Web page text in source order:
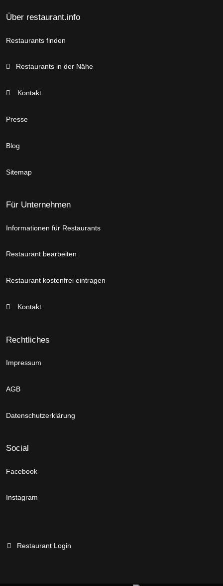
Über restaurant.info
Restaurants finden
Restaurants in der Nähe
Kontakt
Presse
Blog
Sitemap
Für Unternehmen
Informationen für Restaurants
Restaurant bearbeiten
Restaurant kostenfrei eintragen
Kontakt
Rechtliches
Impressum
AGB
Datenschutzerklärung
Social
Facebook
Instagram
Restaurant Login